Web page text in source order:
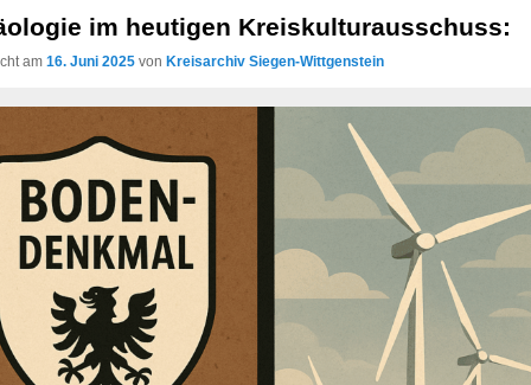
im heutigen Kreiskulturausschuss:
am16. Juni 2025 vonKreisarchiv Siegen-Wittgenstein